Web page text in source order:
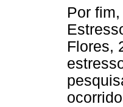
Por
Flores,